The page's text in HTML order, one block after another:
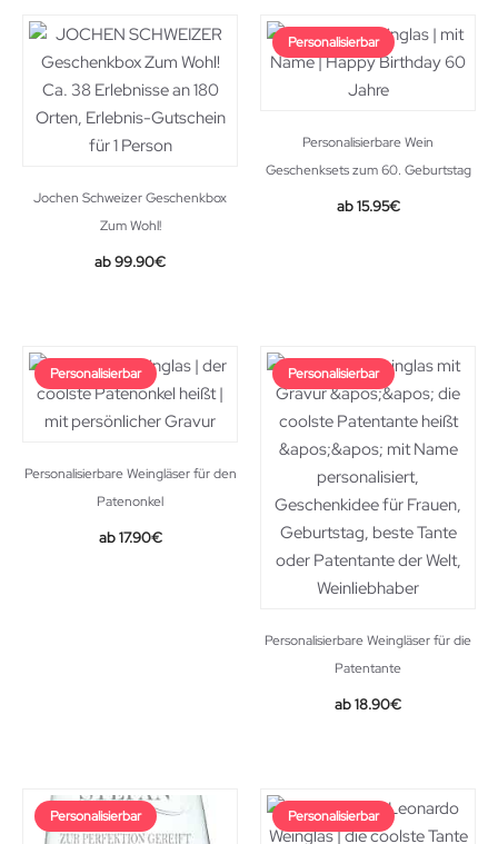
Jochen Schweizer Geschenkbox
Zum Wohl!
99.90€
Personalisierbar
Personalisierbare Wein
Geschenksets zum 60. Geburtstag
15.95€
Personalisierbar
Personalisierbare Weingläser für den
Patenonkel
17.90€
Personalisierbar
Personalisierbare Weingläser für die
Patentante
18.90€
Personalisierbar Personalisierbar